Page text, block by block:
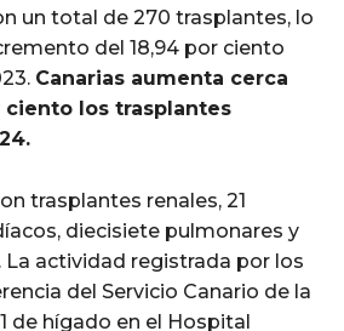
un total de 270 trasplantes, lo
del 18,94 por ciento
Canarias aumenta cerca
los trasplantes
trasplantes renales, 21
diecisiete pulmonares y
actividad registrada por los
del Servicio Canario de la
de hígado en el Hospital